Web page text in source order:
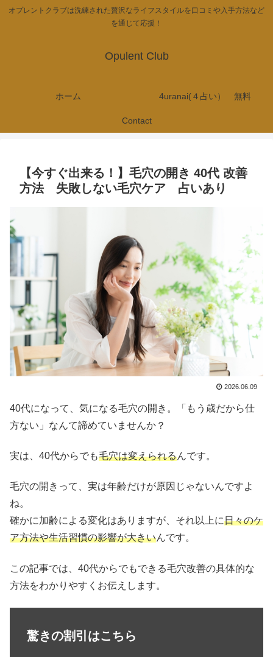
オプレントクラブは洗練された贅沢なライフスタイルを口コミや入手方法など
を通じて応援！
Opulent Club
ホーム 4uranai(４占い） 無料
Contact
【今すぐ出来る！】毛穴の開き 40代 改善
方法 失敗しない毛穴ケア 占いあり
2026.06.09
40代になって、気になる毛穴の開き。「もう歳だから仕
方ない」なんて諦めていませんか？
実は、40代からでも毛穴は変えられるんです。
毛穴の開きって、実は年齢だけが原因じゃないんですよ
ね。
確かに加齢による変化はありますが、それ以上に日々のケ
ア方法や生活習慣の影響が大きいんです。
この記事では、40代からでもできる毛穴改善の具体的な
方法をわかりやすくお伝えします。
驚きの割引はこちら